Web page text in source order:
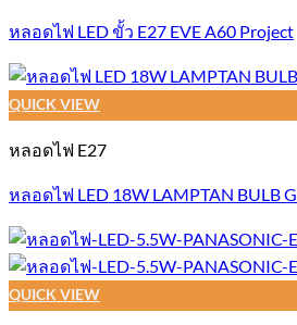
หลอดไฟ LED ขั้ว E27 EVE A60 Project
QUICK VIEW
หลอดไฟ E27
หลอดไฟ LED 18W LAMPTAN BULB
QUICK VIEW